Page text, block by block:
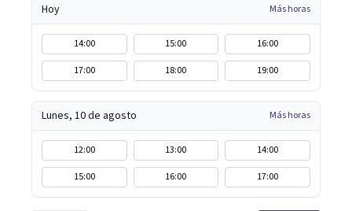
Hoy Más horas
14:00 15:00
16:00
17:00
18:00 19:00
Lunes, 10 de agosto Más horas
12:00 13:00
14:00
15:00
16:00 17:00